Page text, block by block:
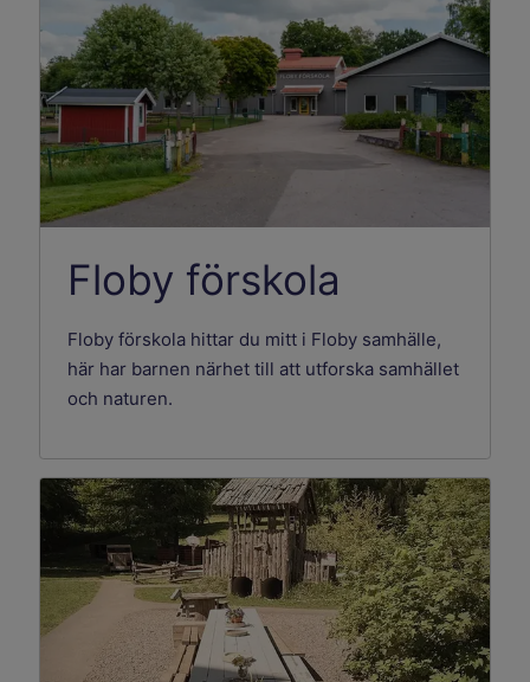
Floby förskola
Floby förskola hittar du mitt i Floby samhälle,
här har barnen närhet till att utforska samhället
och naturen.